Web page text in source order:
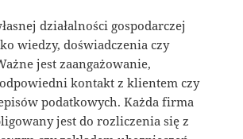
działalności gospodarczej
wiedzy, doświadczenia czy
jest zaangażowanie,
kontakt z klientem czy
podatkowych. Każda firma
jest do rozliczenia się z